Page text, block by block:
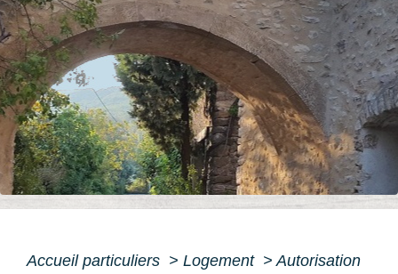
Accueil particuliers > Logement > Autorisation